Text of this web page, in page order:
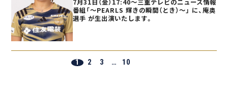
7月31日（金）17:40〜三重テレビのニュース情報
番組「〜PEARLS 輝きの瞬間（とき）〜」 に、庵奥
選手 が生出演いたします。
1 2 3 … 10